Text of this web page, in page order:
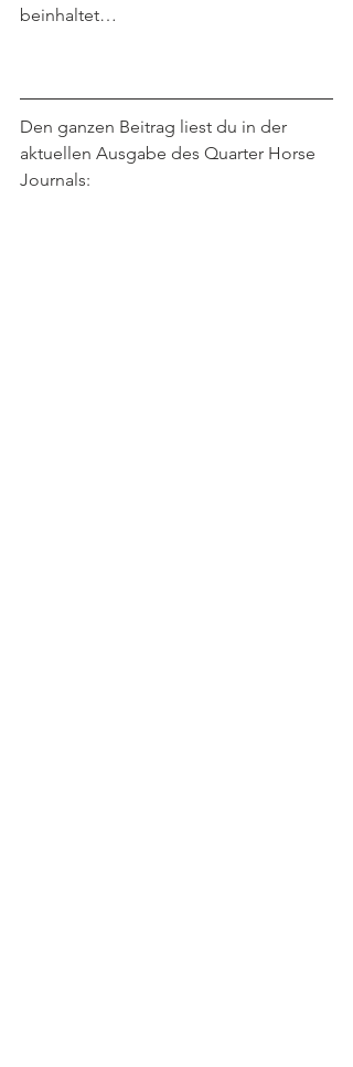
beinhaltet…
Den ganzen Beitrag liest du in der
aktuellen Ausgabe des Quarter Horse
Journals: